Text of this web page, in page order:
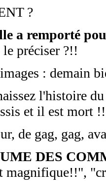
?
a remporté
préciser ?!!
: demain
l'histoire
et il est mort !!
de gag, gag,
DES
magnifique!!",